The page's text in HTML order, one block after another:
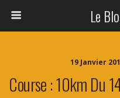
Le
19 Janvier
Course : 10km Du